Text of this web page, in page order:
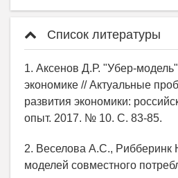
Список литературы
1. Аксенов Д.Р. "Убер-
экономике // Актуальные
развития экономики:
опыт. 2017. № 10. С. 83-85.
2. Веселова А.С., Рибберинк
моделей совместного